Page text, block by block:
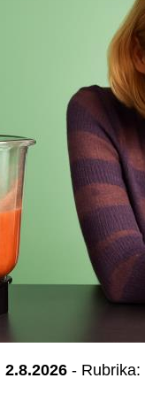
2.8.2026- Rubrika: